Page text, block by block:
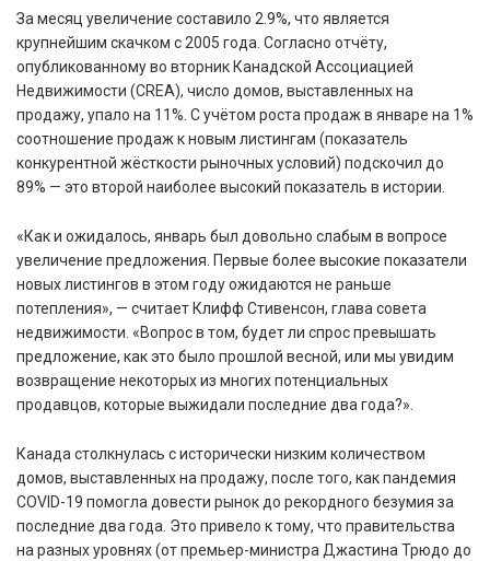
За месяц увеличение составило 2.9%, что является
крупнейшим скачком с 2005 года. Согласно отчёту,
опубликованному во вторник Канадской Ассоциацией
Недвижимости (CREA), число домов, выставленных на
продажу, упало на 11%. С учётом роста продаж в январе на 1%
соотношение продаж к новым листингам (показатель
конкурентной жёсткости рыночных условий) подскочил до
89% — это второй наиболее высокий показатель в истории.
«Как и ожидалось, январь был довольно слабым в вопросе
увеличение предложения. Первые более высокие показатели
новых листингов в этом году ожидаются не раньше
потепления», — считает Клифф Стивенсон, глава совета
недвижимости. «Вопрос в том, будет ли спрос превышать
предложение, как это было прошлой весной, или мы увидим
возвращение некоторых из многих потенциальных
продавцов, которые выжидали последние два года?».
Канада столкнулась с исторически низким количеством
домов, выставленных на продажу, после того, как пандемия
COVID-19 помогла довести рынок до рекордного безумия за
последние два года. Это привело к тому, что правительства
на разных уровнях (от премьер-министра Джастина Трюдо до